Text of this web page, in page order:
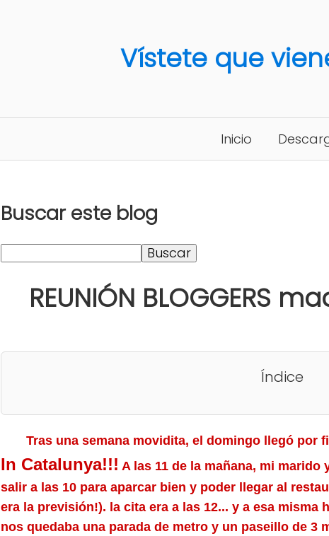
Vístete que
Inicio
Buscar este blog
REUNIÓN BLOGGERS
Índice
Tras una semana movidita, el domingo llegó por
In Catalunya!!! A las 11 de la mañana, mi
salir a las 10 para aparcar bien y poder llegar al
era la previsión!). la cita era a las 12... y a esa misma
nos quedaba una parada de metro y un paseillo de 3